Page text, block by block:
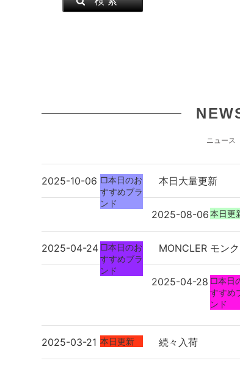
ニュース
2025-10-06 □本日のお
すすめブラ
ンド
本日大量更新
2025-08-06本日更
2025-04-24 □本日のお
すすめブラ
ンド
MONCLER モン
2025-04-28 □本日
すすめ
ンド
2025-03-21 本日更新 続々入荷